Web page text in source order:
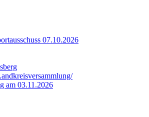
07.10.2026
am 03.11.2026